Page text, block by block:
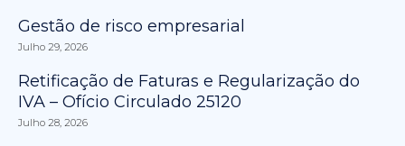
Gestão de risco empresarial
Julho 29, 2026
Retificação de Faturas e Regularização do
IVA – Ofício Circulado 25120
Julho 28, 2026